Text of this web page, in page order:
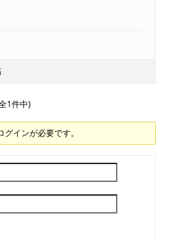
1件中)
インが必要です。